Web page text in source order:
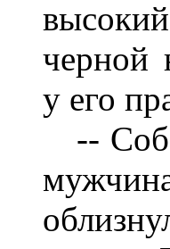
черной
у его
--
обл